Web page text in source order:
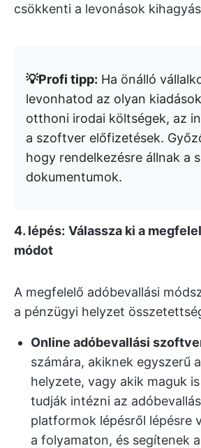
csökkenti a levonások
💡Profi tipp: Ha önálló
levonhatod az olyan
otthoni irodai költségek, az
a szoftver előfizetések.
hogy rendelkezésre állnak a
dokumentumok.
4. lépés: Válassza ki a
módot
A megfelelő adóbevallási
a pénzügyi helyzet
Online adóbevallási
számára, akiknek egyszerű
helyzete, vagy akik maguk
tudják intézni az
platformok lépésről lépésre
a folyamaton, és segítenek